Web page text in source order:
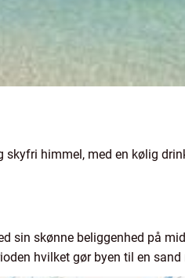
skyfri himmel, med en kølig
sin skønne beliggenhed på
hvilket gør byen til en